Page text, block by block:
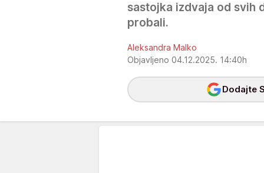
sastojka izdvaja od svih
probali.
Aleksandra Malko
Objavljeno 04.12.2025. 14:40h
Dodajte